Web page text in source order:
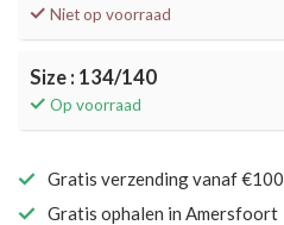
Niet op voorraad
Size : 134/140
Op voorraad
Gratis verzending vanaf €100
Gratis ophalen in Amersfoort